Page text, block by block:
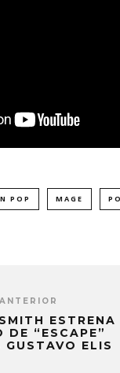
POP MAGE
ESTRENA
DE “ESCAPE”
ELIS